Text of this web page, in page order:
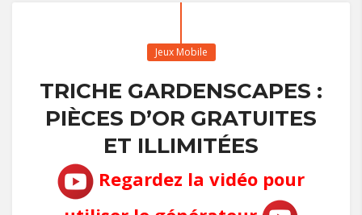
Jeux Mobile
TRICHE GARDENSCAPES :
PIÈCES D’OR GRATUITES
ET ILLIMITÉES
Regardez la vidéo pour